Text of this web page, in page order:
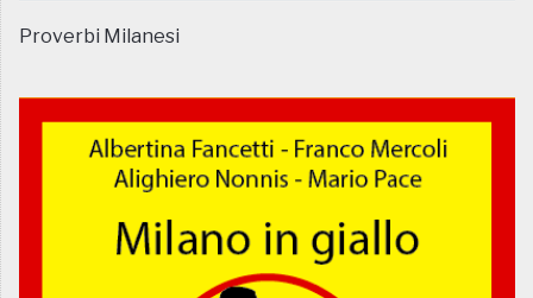
Proverbi Milanesi